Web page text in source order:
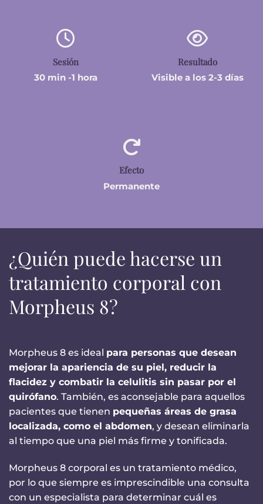
Sesión
30 min -1 hora
Resultado
Visible a los 2-3 días
Efecto
Permanente
¿Quién puede hacerse un
tratamiento corporal con
Morpheus 8?
Morpheus 8 es ideal para personas que desean
mejorar la apariencia de su piel, reducir la
flacidez y combatir la celulitis sin pasar por el
quirófano. También, es aconsejable para aquellos
pacientes que tienen pequeñas áreas de grasa
localizada, como el abdomen, y desean eliminarla
al tiempo que una piel más firme y tonificada.
Morpheus 8 corporal es un tratamiento médico,
por lo que siempre es imprescindible una consulta
con un especialista para determinar cuál es